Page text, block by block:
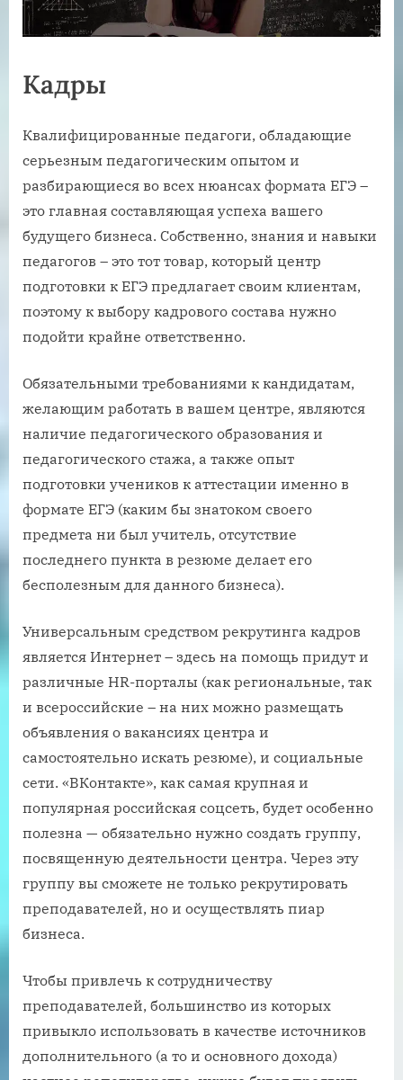
Кадры
Квалифицированные педагоги, обладающие
серьезным педагогическим опытом и
разбирающиеся во всех нюансах формата ЕГЭ –
это главная составляющая успеха вашего
будущего бизнеса. Собственно, знания и навыки
педагогов – это тот товар, который центр
подготовки к ЕГЭ предлагает своим клиентам,
поэтому к выбору кадрового состава нужно
подойти крайне ответственно.
Обязательными требованиями к кандидатам,
желающим работать в вашем центре, являются
наличие педагогического образования и
педагогического стажа, а также опыт
подготовки учеников к аттестации именно в
формате ЕГЭ (каким бы знатоком своего
предмета ни был учитель, отсутствие
последнего пункта в резюме делает его
бесполезным для данного бизнеса).
Универсальным средством рекрутинга кадров
является Интернет – здесь на помощь придут и
различные HR-порталы (как региональные, так
и всероссийские – на них можно размещать
объявления о вакансиях центра и
самостоятельно искать резюме), и социальные
сети. «ВКонтакте», как самая крупная и
популярная российская соцсеть, будет особенно
полезна — обязательно нужно создать группу,
посвященную деятельности центра. Через эту
группу вы сможете не только рекрутировать
преподавателей, но и осуществлять пиар
бизнеса.
Чтобы привлечь к сотрудничеству
преподавателей, большинство из которых
привыкло использовать в качестве источников
дополнительного (а то и основного дохода)